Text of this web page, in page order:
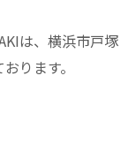
は、横浜市戸塚
ります。